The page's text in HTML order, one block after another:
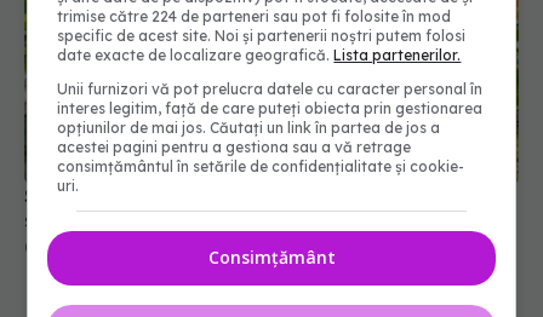
Secretul ciocolatei perfecte a fost descoperit. Nu
se află în rețetă
09 aug 2026, 10:00
trimise către 224 de parteneri sau pot fi folosite în mod
specific de acest site. Noi și partenerii noștri putem folosi
date exacte de localizare geografică.Lista partenerilor.
Unii furnizori vă pot prelucra datele cu caracter personal în
interes legitim, față de care puteți obiecta prin gestionarea
opțiunilor de mai jos. Căutați un link în partea de jos a
acestei pagini pentru a gestiona sau a vă retrage
consimțământul în setările de confidențialitate și cookie-
uri.
Consimțământ